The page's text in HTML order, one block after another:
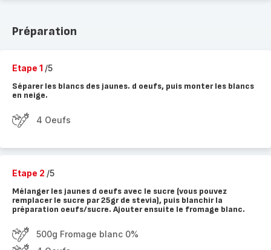
Préparation
Etape 1 /5
Séparer les blancs des jaunes. d oeufs, puis monter les blancs
en neige.
4 Oeufs
Etape 2 /5
Mélanger les jaunes d oeufs avec le sucre (vous pouvez
remplacer le sucre par 25gr de stevia), puis blanchir la
préparation oeufs/sucre. Ajouter ensuite le fromage blanc.
500g Fromage blanc 0%